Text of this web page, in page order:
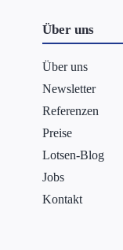
Über uns
Über uns
Newsletter
Referenzen
Preise
Lotsen-Blog
Jobs
Kontakt